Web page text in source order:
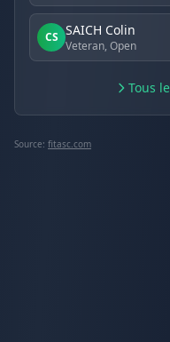
CS SAICH Colin
Veteran, Open
Tous
Source: fitasc.com